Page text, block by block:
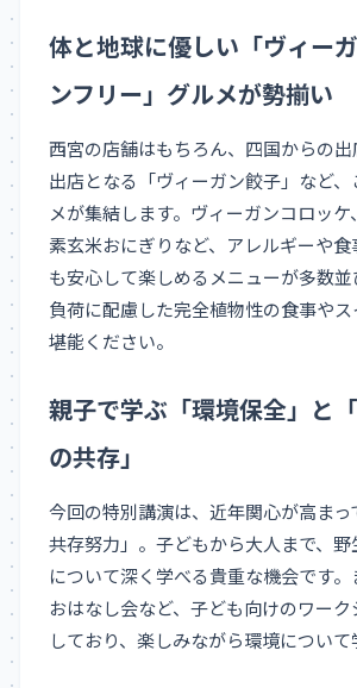
体と地球に優しい「ヴィー
ンフリー」グルメが勢揃い
西宮の店舗はもちろん、四国からの
出店となる「ヴィーガン餃子」など
メが集結します。ヴィーガンコロッ
素玄米おにぎりなど、アレルギーや
も安心して楽しめるメニューが多数
負荷に配慮した完全植物性の食事や
堪能ください。
親子で学ぶ「環境保全」と
の共存」
今回の特別講演は、近年関心が高まっ
共存努力」。子どもから大人まで、
について深く学べる貴重な機会です
おはなし会など、子ども向けのワー
しており、楽しみながら環境について